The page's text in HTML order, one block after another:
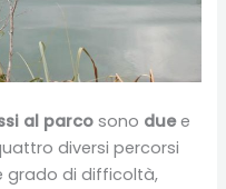
al parcosono duee
diversi percorsi
grado di difficoltà,